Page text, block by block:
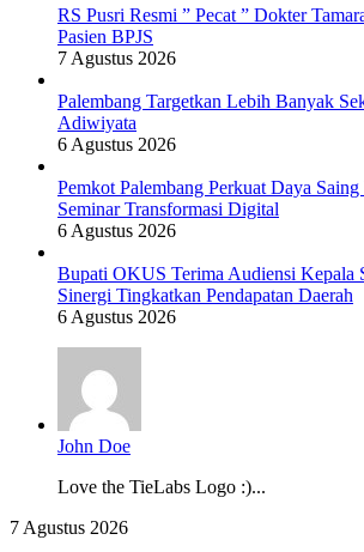
RS Pusri Resmi ” Pecat ” Dokter
Pasien BPJS
7 Agustus 2026
Palembang Targetkan Lebih Banyak
Adiwiyata
6 Agustus 2026
Pemkot Palembang Perkuat Daya
Seminar Transformasi Digital
6 Agustus 2026
Bupati OKUS Terima Audiensi Kepala
Sinergi Tingkatkan Pendapatan Daerah
6 Agustus 2026
John Doe
Love the TieLabs Logo :)...
Wujudkan
7 Agustus 2026